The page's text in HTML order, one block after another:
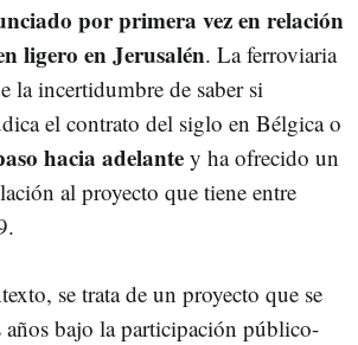
por primera vez en relación
ligero en Jerusalén. La ferroviaria
la incertidumbre de saber si
el contrato del siglo en Bélgica o
hacia adelante y ha ofrecido un
al proyecto que tiene entre
se trata de un proyecto que se
años bajo la participación público-